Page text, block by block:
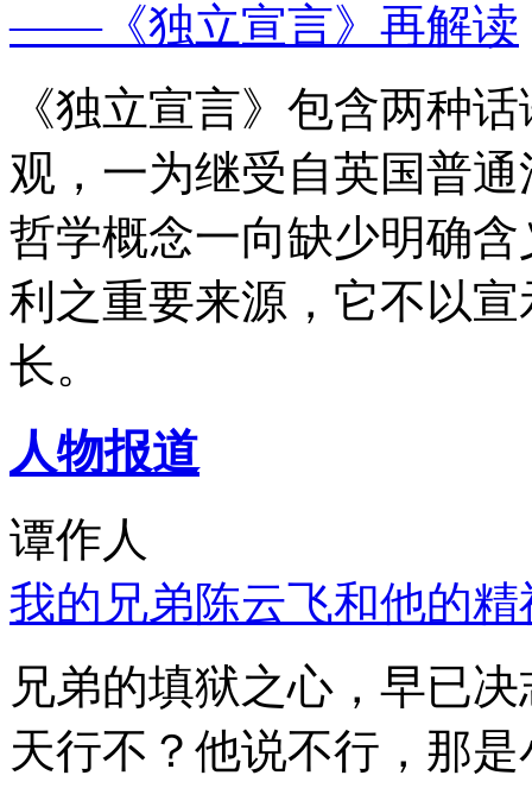
——《独立宣言》再解读
《独立宣言》包含两种
观，一为继受自英国普
哲学概念一向缺少明确
利之重要来源，它不以
长。
人物报道
谭作人
我的兄弟陈云飞和他的
兄弟的填狱之心，早已
天行不？他说不行，那